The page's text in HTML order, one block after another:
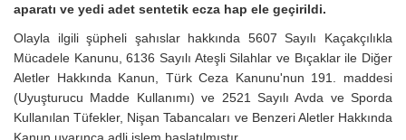
aparatı ve yedi adet sentetik ecza hap ele geçirildi.
Olayla ilgili şüpheli şahıslar hakkında 5607 Sayılı Kaçakçılıkla
Mücadele Kanunu, 6136 Sayılı Ateşli Silahlar ve Bıçaklar ile Diğer
Aletler Hakkında Kanun, Türk Ceza Kanunu'nun 191. maddesi
(Uyuşturucu Madde Kullanımı) ve 2521 Sayılı Avda ve Sporda
Kullanılan Tüfekler, Nişan Tabancaları ve Benzeri Aletler Hakkında
Kanun uyarınca adli işlem başlatılmıştır.